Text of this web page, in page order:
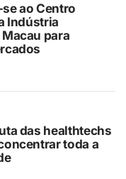
ao Centro
Indústria
para
das healthtechs
toda a